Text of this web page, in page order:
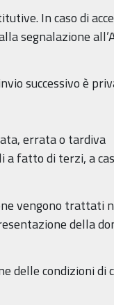
In caso di
segnalazione
successivo è
errata o tardiva
a fatto di terzi, a
vengono trattati
della
delle condizioni di